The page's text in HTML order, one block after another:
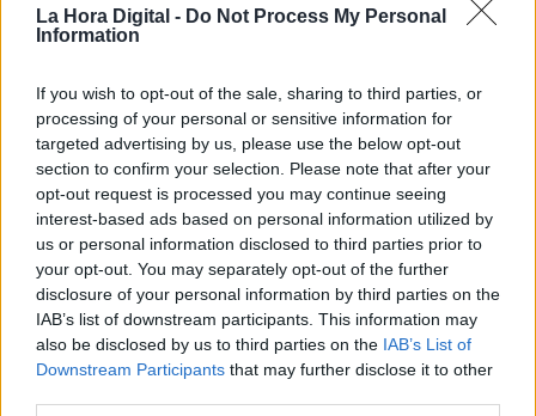
La Hora Digital - Do Not Process My Personal
Information
If you wish to opt-out of the sale, sharing to third parties, or
processing of your personal or sensitive information for
targeted advertising by us, please use the below opt-out
section to confirm your selection. Please note that after your
opt-out request is processed you may continue seeing
interest-based ads based on personal information utilized by
us or personal information disclosed to third parties prior to
your opt-out. You may separately opt-out of the further
disclosure of your personal information by third parties on the
IAB’s list of downstream participants. This information may
also be disclosed by us to third parties on the IAB’s List of
Downstream Participants that may further disclose it to other
desescalada del confinamiento
PorÁlvaro Secilla
lunes, 20 de abril de 2020